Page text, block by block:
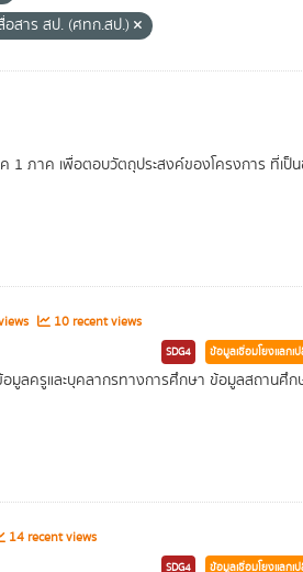
อสาร สป. (ศทก.สป.)
1 ภาค เพื่อตอบวัตถุประสงค์ของโครงการ ที่เป็
10 recent views
SDG4 ข้อมูลเชื่อมโยงแลกเ
มูลครูและบุคลากรทางการศึกษา ข้อมูลสถานศึ
14 recent views
SDG4 ข้อมูลเชื่อมโยงแลกเ